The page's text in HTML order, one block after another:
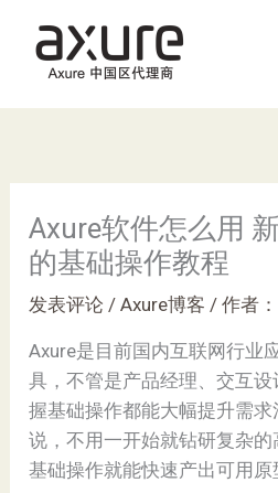
容
Axure软件怎么用
的基础操作教程
发表评论 /Axure博客 / 作者：
Axure是目前国内互联网行业
具，不管是产品经理、交互
握基础操作都能大幅提升需
说，不用一开始就钻研复杂
基础操作就能快速产出可用原